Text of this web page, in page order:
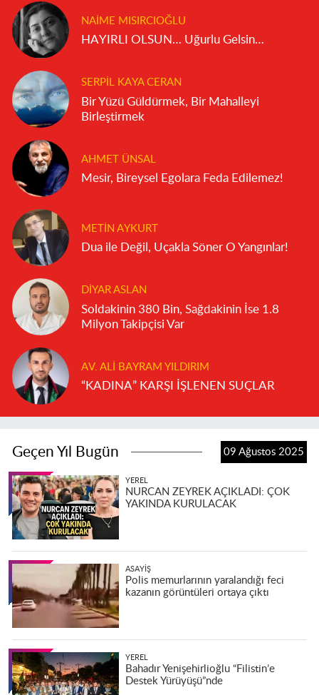
NAIME MISIRCIOĞLU
HAYIRLI OLSUN… Uğurlu Gelsin…
SERPIL KAYA CERAN
Bir Yüzü Güldürmek, Bir Mahalleyi
Birleştirmek
AHMET ÜNSAL
Mesir, Bireysel Egolara Feda Edilemez!
METIN AYKURT
Dua ile Değil, Uçakla Söner O Yangınlar!
DIYAR ASLAN
Soldakinin 380 Bin, Sağdakinin İse 1.8
Milyon Takipçisi Var
AV. ALI BAYRAM YILDIRIM
“KADINA” KARŞI İŞLENEN SUÇLAR
Geçen Yıl Bugün 09 Ağustos 2025
YEREL
NURCAN ZEYREK AÇIKLADI: ÇOK
YAKINDA KURULACAK
ASAYIŞ
Polis memurlarının yaralandığı feci
kazanın görüntüleri ortaya çıktı
YEREL
Bahadır Yenişehirlioğlu “Filistin’e
Destek Yürüyüşü”nde